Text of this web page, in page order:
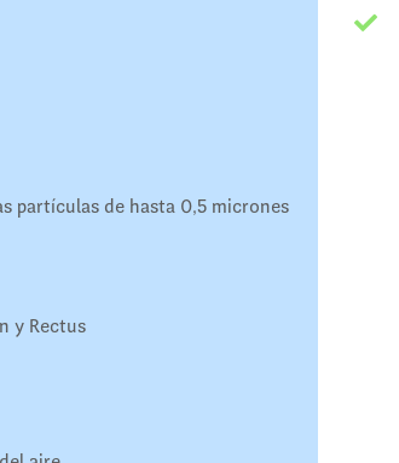
partículas de hasta 0,5 micrones
y Rectus